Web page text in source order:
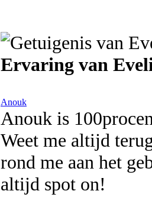
Ervaring van
Anouk
Anouk is
Weet me altijd
rond me aan het
altijd spot on!